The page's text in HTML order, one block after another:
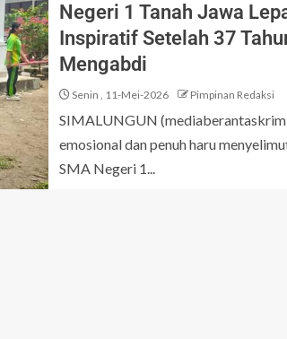
Negeri 1 Tanah Jawa
Inspiratif Setelah 37
Mengabdi
Senin , 11-Mei-2026 Pimpinan Redaksi
SIMALUNGUN
emosional dan penuh haru
SMA Negeri 1...